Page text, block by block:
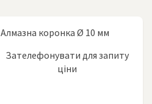
Алмазна коронка Ø 10 мм
Зателефонувати для запиту
ціни